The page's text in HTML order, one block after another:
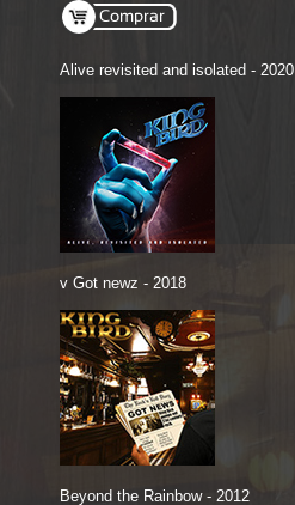
Alive revisited and isolated - 2020
v Got newz - 2018
Beyond the Rainbow - 2012